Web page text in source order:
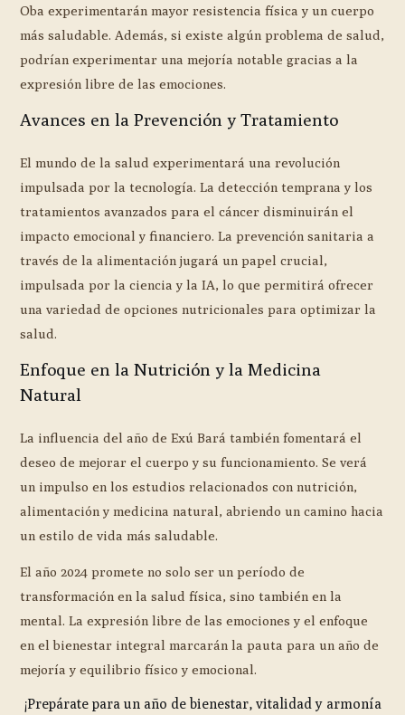
Oba experimentarán mayor resistencia física y un cuerpo
más saludable. Además, si existe algún problema de salud,
podrían experimentar una mejoría notable gracias a la
expresión libre de las emociones.
Avances en la Prevención y Tratamiento
El mundo de la salud experimentará una revolución
impulsada por la tecnología. La detección temprana y los
tratamientos avanzados para el cáncer disminuirán el
impacto emocional y financiero. La prevención sanitaria a
través de la alimentación jugará un papel crucial,
impulsada por la ciencia y la IA, lo que permitirá ofrecer
una variedad de opciones nutricionales para optimizar la
salud.
Enfoque en la Nutrición y la Medicina
Natural
La influencia del año de Exú Bará también fomentará el
deseo de mejorar el cuerpo y su funcionamiento. Se verá
un impulso en los estudios relacionados con nutrición,
alimentación y medicina natural, abriendo un camino hacia
un estilo de vida más saludable.
El año 2024 promete no solo ser un período de
transformación en la salud física, sino también en la
mental. La expresión libre de las emociones y el enfoque
en el bienestar integral marcarán la pauta para un año de
mejoría y equilibrio físico y emocional.
¡Prepárate para un año de bienestar, vitalidad y armonía